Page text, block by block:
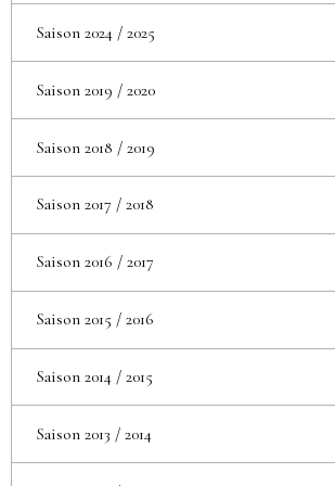
Saison 2024 / 2025
Saison 2019 / 2020
Saison 2018 / 2019
Saison 2017 / 2018
Saison 2016 / 2017
Saison 2015 / 2016
Saison 2014 / 2015
Saison 2013 / 2014